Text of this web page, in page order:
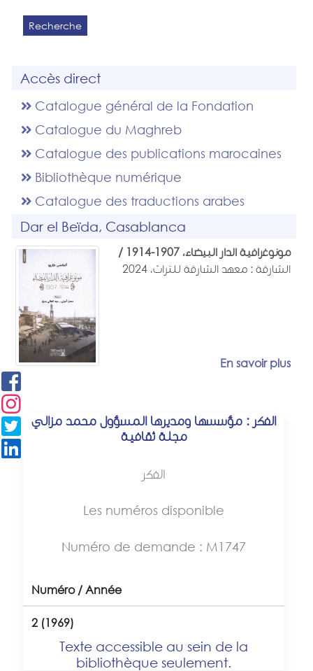
Recherche
Accès direct
Catalogue général de la Fondation
Catalogue du Maghreb
Catalogue des publications marocaines
Bibliothèque numérique
Catalogue des traductions arabes
Dar el Beïda, Casablanca
مونوغرافية الدار البيضاء، 1907-1914 /
الشارقة : معهد الشارقة للتراث، 2024
En savoir plus
الفكر : مؤسسها ومديرها المسؤول محمد مزالي
مجلة ثقافية
الفكر
Les numéros disponible
Numéro de demande : M1747
Numéro / Année
2 (1969)
Texte accessible au sein de la
bibliothèque seulement.